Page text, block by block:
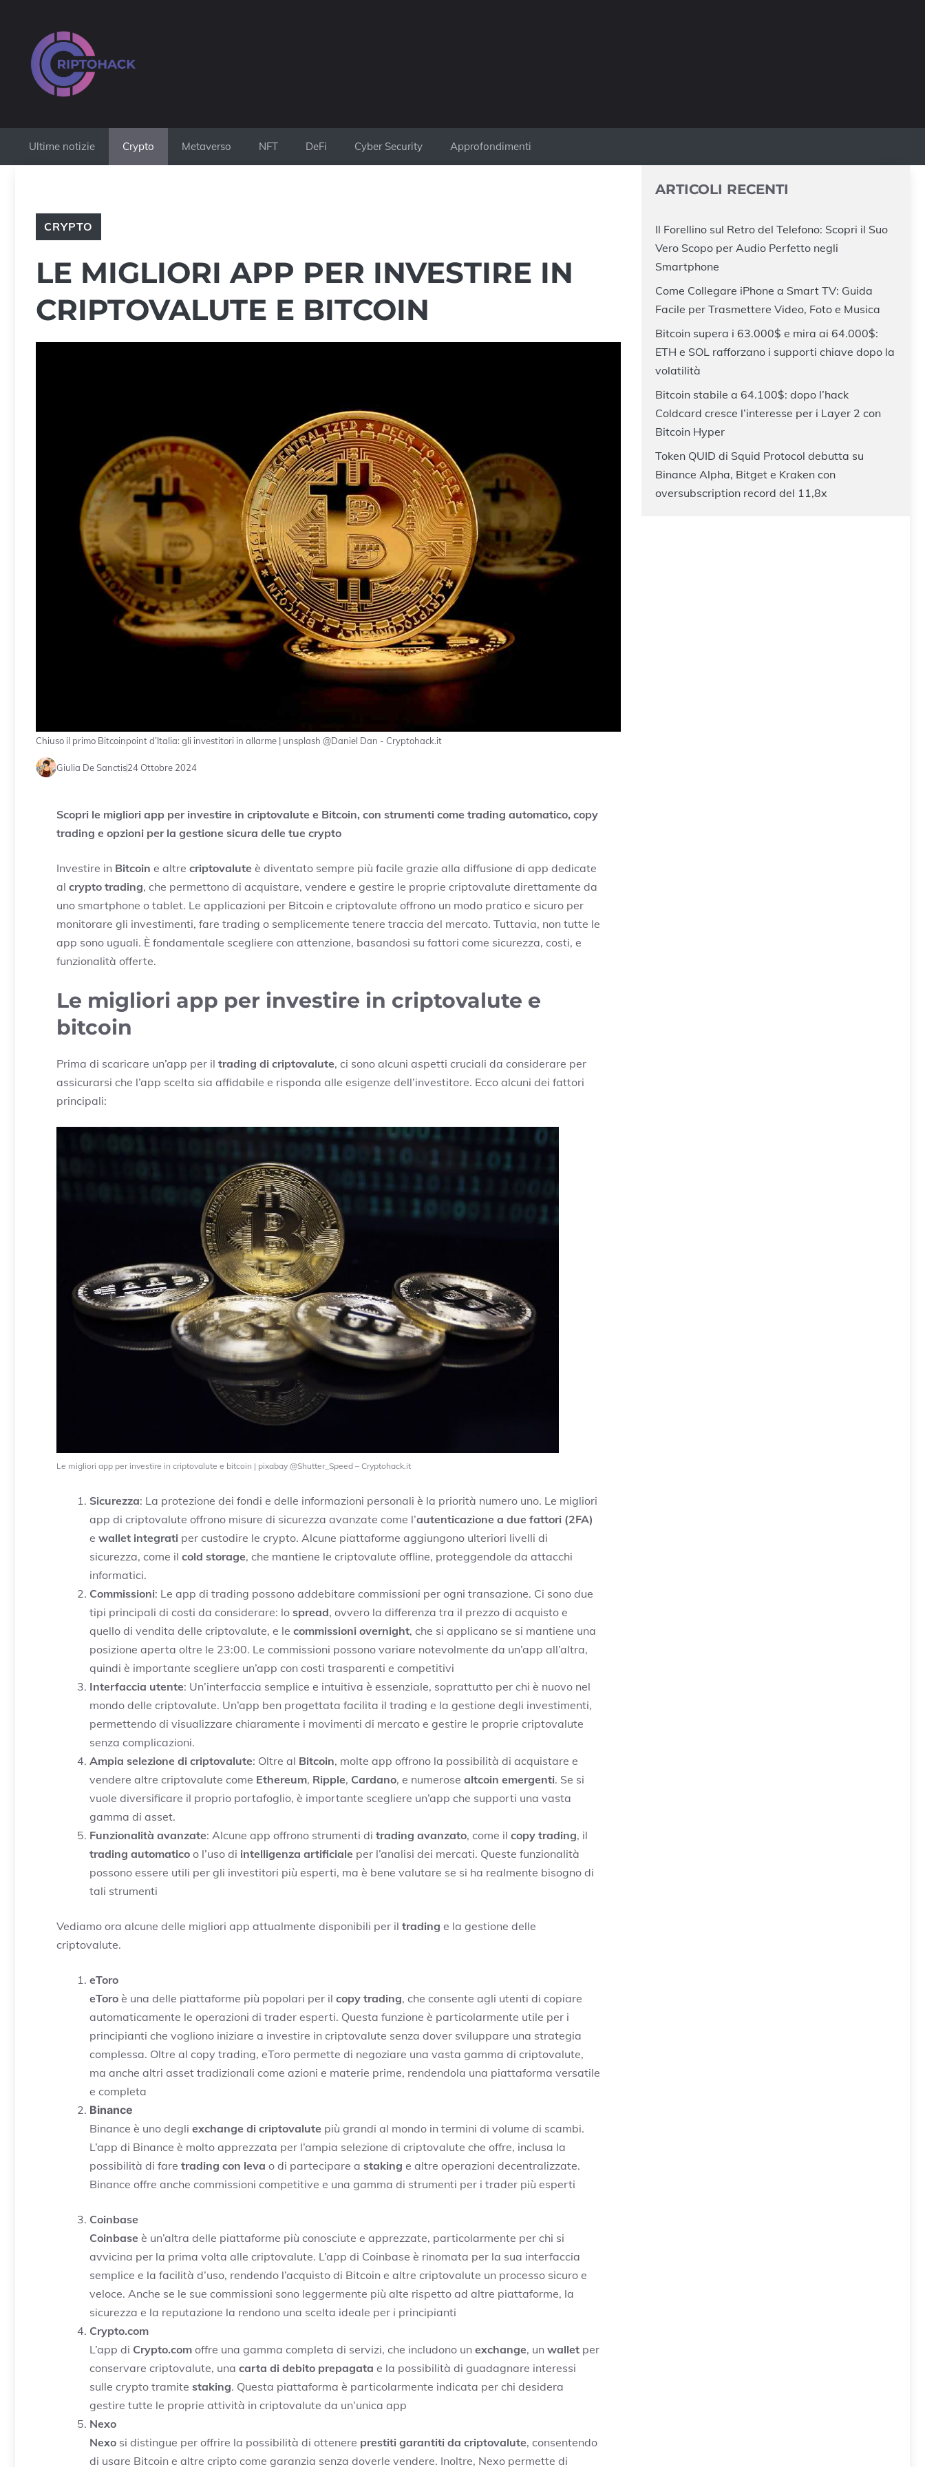
contenuto
Ultime notizie Crypto Metaverso NFT DeFi Cyber Security Approfondimenti
CRYPTO
LE MIGLIORI APP PER INVESTIRE IN
CRIPTOVALUTE E BITCOIN
Chiuso il primo Bitcoinpoint d’Italia: gli investitori in allarme | unsplash @Daniel Dan - Cryptohack.it
Giulia De Sanctis24 Ottobre 2024
Scopri le migliori app per investire in criptovalute e Bitcoin, con strumenti come trading automatico, copy
trading e opzioni per la gestione sicura delle tue crypto
Investire in Bitcoin e altre criptovalute è diventato sempre più facile grazie alla diffusione di app dedicate
al crypto trading, che permettono di acquistare, vendere e gestire le proprie criptovalute direttamente da
uno smartphone o tablet. Le applicazioni per Bitcoin e criptovalute offrono un modo pratico e sicuro per
monitorare gli investimenti, fare trading o semplicemente tenere traccia del mercato. Tuttavia, non tutte le
app sono uguali. È fondamentale scegliere con attenzione, basandosi su fattori come sicurezza, costi, e
funzionalità offerte.
Le migliori app per investire in criptovalute e
bitcoin
Prima di scaricare un’app per il trading di criptovalute, ci sono alcuni aspetti cruciali da considerare per
assicurarsi che l’app scelta sia affidabile e risponda alle esigenze dell’investitore. Ecco alcuni dei fattori
principali:
Le migliori app per investire in criptovalute e bitcoin | pixabay @Shutter_Speed – Cryptohack.it
Sicurezza: La protezione dei fondi e delle informazioni personali è la priorità numero uno. Le migliori
app di criptovalute offrono misure di sicurezza avanzate come l’autenticazione a due fattori (2FA)
e wallet integrati per custodire le crypto. Alcune piattaforme aggiungono ulteriori livelli di
sicurezza, come il cold storage, che mantiene le criptovalute offline, proteggendole da attacchi
informatici.
Commissioni: Le app di trading possono addebitare commissioni per ogni transazione. Ci sono due
tipi principali di costi da considerare: lo spread, ovvero la differenza tra il prezzo di acquisto e
quello di vendita delle criptovalute, e le commissioni overnight, che si applicano se si mantiene una
posizione aperta oltre le 23:00. Le commissioni possono variare notevolmente da un’app all’altra,
quindi è importante scegliere un’app con costi trasparenti e competitivi​
Interfaccia utente: Un’interfaccia semplice e intuitiva è essenziale, soprattutto per chi è nuovo nel
mondo delle criptovalute. Un’app ben progettata facilita il trading e la gestione degli investimenti,
permettendo di visualizzare chiaramente i movimenti di mercato e gestire le proprie criptovalute
senza complicazioni.
Ampia selezione di criptovalute: Oltre al Bitcoin, molte app offrono la possibilità di acquistare e
vendere altre criptovalute come Ethereum, Ripple, Cardano, e numerose altcoin emergenti. Se si
vuole diversificare il proprio portafoglio, è importante scegliere un’app che supporti una vasta
gamma di asset.
Funzionalità avanzate: Alcune app offrono strumenti di trading avanzato, come il copy trading, il
trading automatico o l’uso di intelligenza artificiale per l’analisi dei mercati. Queste funzionalità
possono essere utili per gli investitori più esperti, ma è bene valutare se si ha realmente bisogno di
tali strumenti​
Vediamo ora alcune delle migliori app attualmente disponibili per il trading e la gestione delle
criptovalute.
eToro
eToro è una delle piattaforme più popolari per il copy trading, che consente agli utenti di copiare
automaticamente le operazioni di trader esperti. Questa funzione è particolarmente utile per i
principianti che vogliono iniziare a investire in criptovalute senza dover sviluppare una strategia
complessa. Oltre al copy trading, eToro permette di negoziare una vasta gamma di criptovalute,
ma anche altri asset tradizionali come azioni e materie prime, rendendola una piattaforma versatile
e completa​
Binance
Binance è uno degli exchange di criptovalute più grandi al mondo in termini di volume di scambi.
L’app di Binance è molto apprezzata per l’ampia selezione di criptovalute che offre, inclusa la
possibilità di fare trading con leva o di partecipare a staking e altre operazioni decentralizzate.
Binance offre anche commissioni competitive e una gamma di strumenti per i trader più esperti​
Coinbase
Coinbase è un’altra delle piattaforme più conosciute e apprezzate, particolarmente per chi si
avvicina per la prima volta alle criptovalute. L’app di Coinbase è rinomata per la sua interfaccia
semplice e la facilità d’uso, rendendo l’acquisto di Bitcoin e altre criptovalute un processo sicuro e
veloce. Anche se le sue commissioni sono leggermente più alte rispetto ad altre piattaforme, la
sicurezza e la reputazione la rendono una scelta ideale per i principianti​
Crypto.com
L’app di Crypto.com offre una gamma completa di servizi, che includono un exchange, un wallet per
conservare criptovalute, una carta di debito prepagata e la possibilità di guadagnare interessi
sulle crypto tramite staking. Questa piattaforma è particolarmente indicata per chi desidera
gestire tutte le proprie attività in criptovalute da un’unica app​
Nexo
Nexo si distingue per offrire la possibilità di ottenere prestiti garantiti da criptovalute, consentendo
di usare Bitcoin e altre cripto come garanzia senza doverle vendere. Inoltre, Nexo permette di
ARTICOLI RECENTI
Il Forellino sul Retro del Telefono: Scopri il Suo
Vero Scopo per Audio Perfetto negli
Smartphone
Come Collegare iPhone a Smart TV: Guida
Facile per Trasmettere Video, Foto e Musica
Bitcoin supera i 63.000$ e mira ai 64.000$:
ETH e SOL rafforzano i supporti chiave dopo la
volatilità
Bitcoin stabile a 64.100$: dopo l’hack
Coldcard cresce l’interesse per i Layer 2 con
Bitcoin Hyper
Token QUID di Squid Protocol debutta su
Binance Alpha, Bitget e Kraken con
oversubscription record del 11,8x